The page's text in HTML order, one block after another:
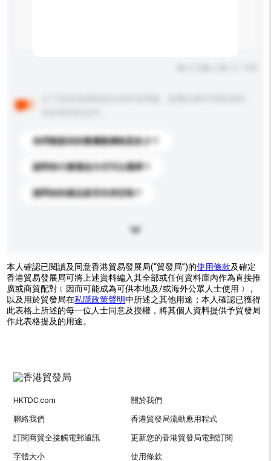
你們能提供的最優惠價格是多少？
請問有什麼運送方式可以選擇？
請問你的產品是否支持定制？
本人確認已閱讀及同意香港貿易發展局(“貿發局”)的使用條款及確定
香港貿易發展局可將上述資料編入其全部或任何資料庫內作為直接推
廣或商貿配對﹝因而可能成為可供本地及/或海外公眾人士使用﹞，
以及用於貿發局在私隱政策聲明中所述之其他用途；本人確認已獲得
此表格上所述的每一位人士同意及授權，將其個人資料提供予貿發局
作此表格提及的用途。
HKTDC.com 關於我們
聯絡我們 香港貿發局流動應用程式
訂閱商貿全接觸電郵通訊 更新您的香港貿發局電郵訂閱
字體大小 使用條款